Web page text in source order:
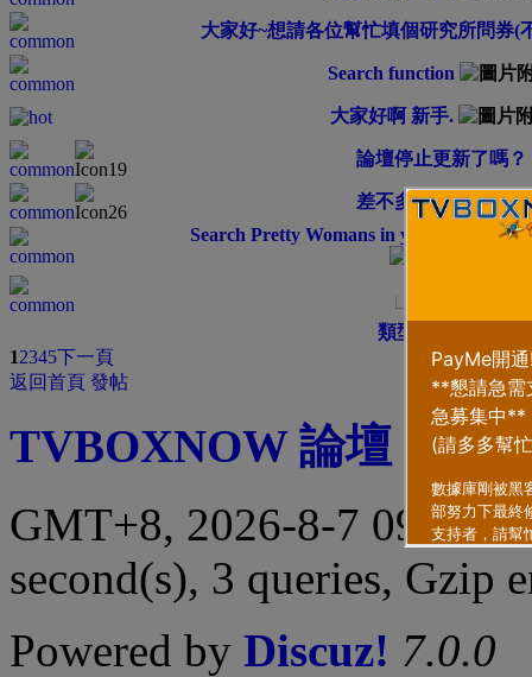
大家好~想請各位幫忙填個研究所問券(
Search function
大家好啊 新手.
論壇停止更新了嗎？
差不多要全民开放；
Search Pretty Womans in your town for
└ 新人报道
類型
12345下一頁
返回首頁 發帖
TVBOXNOW 論壇
聯繫
GMT+8, 2026-8-7 09:29
second(s), 3 queries, Gzip
Powered by Discuz! 7.0.0